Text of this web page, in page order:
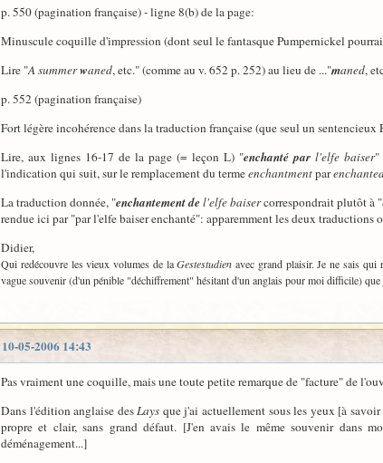
p. 550 (pagination française) - ligne 8(b) de la page:
Minuscule coquille d'impression (dont seul le fantasque Pumpernickel
Lire "A summerwaned, etc." (comme au v. 652 p. 252) au lieu de ..."maned,
p. 552 (pagination française)
Fort légère incohérence dans la traduction française (que seul un
Lire, aux lignes 16-17 de la page (= leçon L) "enchanté par l'elfe baiser"
l'indication qui suit, sur le remplacement du termeenchantmentpar
La traduction donnée, "enchantement del'elfe baisercorrespondrait plutôt à "
rendue ici par "par l'elfe baiser enchanté": apparemment les deux traductions
Didier,
Qui redécouvre les vieux volumes de laGestestudien avec grand plaisir. Je ne sais qui
vague souvenir (d'un pénible "déchiffrement" hésitant d'un anglais pour moi difficile)
10-05-2006 14:43
Pas vraiment une coquille, mais une toute petite remarque de "facture" de
Dans l'édition anglaise desLays que j'ai actuellement sous les yeux [à
propre et clair, sans grand défaut. [J'en avais le même souvenir dans
déménagement...]